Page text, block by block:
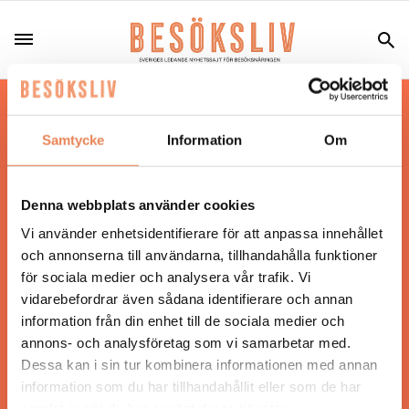
Samtycke Information Om
Denna webbplats använder cookies
Vi använder enhetsidentifierare för att anpassa innehållet
och annonserna till användarna, tillhandahålla funktioner
för sociala medier och analysera vår trafik. Vi
vidarebefordrar även sådana identifierare och annan
information från din enhet till de sociala medier och
annons- och analysföretag som vi samarbetar med.
Dessa kan i sin tur kombinera informationen med annan
information som du har tillhandahållit eller som de har
Hos oss läser du landets mest uppdaterade
nyheter och snackisar inom besöksnäringen.
Besöksliv i sin tryckta form är ett affärsmagasin
Tidningen ges ut avVisita
ANSVARIG UTGIVARE
Jonas Siljhammar
UPPHOVSRÄTT